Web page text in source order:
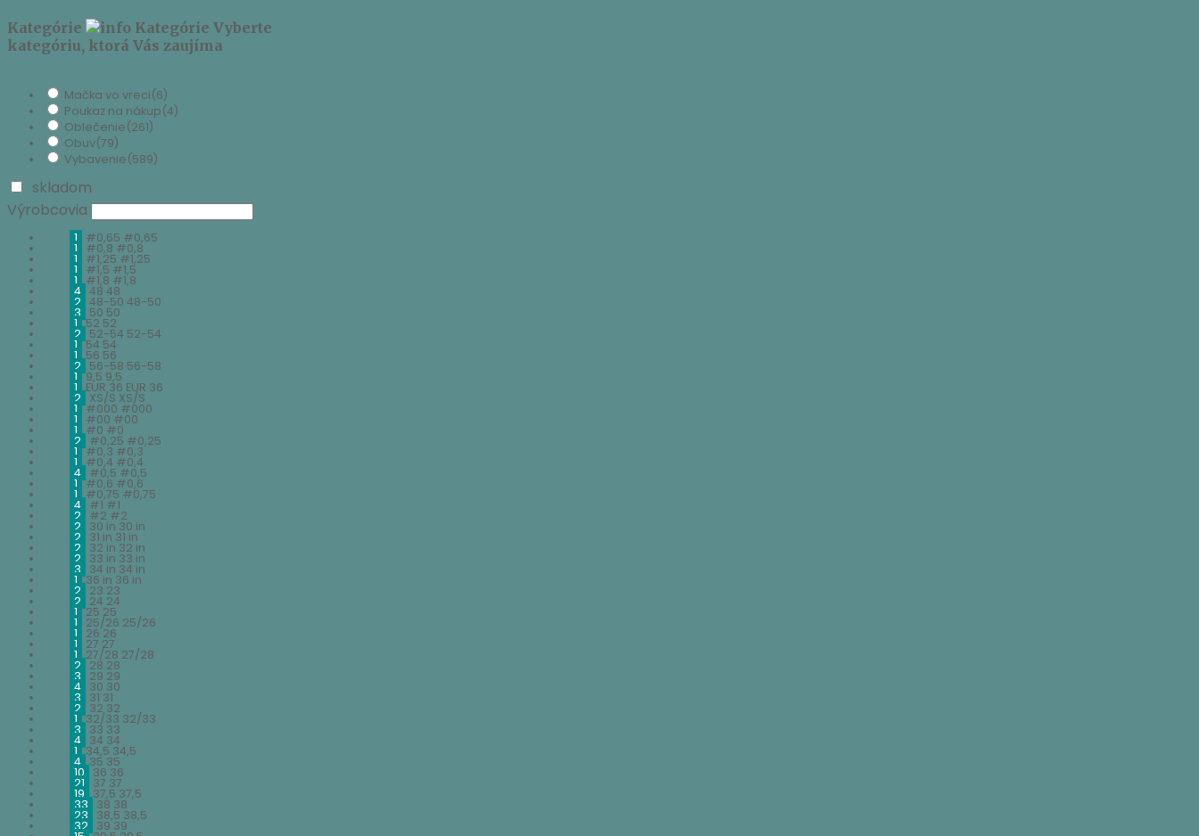
Kategórie Kategórie Vyberte
kategóriu, ktorá Vás zaujíma
Mačka vo vreci(6)
Poukaz na nákup(4)
Oblečenie(261)
Obuv(79)
Vybavenie(589)
skladom
Výrobcovia
1 #0,65 #0,65
1 #0,8 #0,8
1 #1,25 #1,25
1 #1,5 #1,5
1 #1,8 #1,8
4 48 48
2 48-50 48-50
3 50 50
1 52 52
2 52-54 52-54
1 54 54
1 56 56
2 56-58 56-58
1 9,5 9,5
1 EUR 36 EUR 36
2 XS/S XS/S
1 #000 #000
1 #00 #00
1 #0 #0
2 #0,25 #0,25
1 #0,3 #0,3
1 #0,4 #0,4
4 #0,5 #0,5
1 #0,6 #0,6
1 #0,75 #0,75
4 #1#1
2 #2 #2
2 30 in 30 in
2 31 in 31 in
2 32 in 32 in
2 33 in 33 in
3 34 in 34 in
1 36 in 36 in
2 23 23
2 24 24
1 25 25
1 25/26 25/26
1 2626
1 27 27
1 27/28 27/28
2 28 28
3 29 29
4 30 30
3 31 31
2 32 32
1 32/33 32/33
3 33 33
4 34 34
1 34,5 34,5
4 35 35
10 36 36
21 37 37
19 37,5 37,5
33 38 38
23 38,5 38,5
32 3939